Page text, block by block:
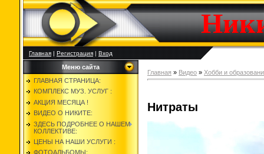
Главная|Регистрация|Вход
Меню сайта
ГЛАВНАЯ СТРАНИЦА:
КОМПЛЕКС МУЗ. УСЛУГ :
АКЦИЯ МЕСЯЦА !
ВИДЕО О НИКИТЕ:
ЗДЕСЬ ПОДРОБНЕЕ О НАШЕМ
КОЛЛЕКТИВЕ:
ЦЕНЫ НА НАШИ УСЛУГИ :
ФОТОАЛЬБОМЫ:
Главная » Видео » Хобби и
Нитраты